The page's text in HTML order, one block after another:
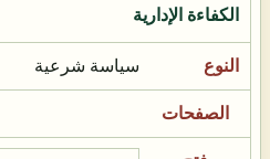
الكفاءة الإدارية
سياسة شرعية